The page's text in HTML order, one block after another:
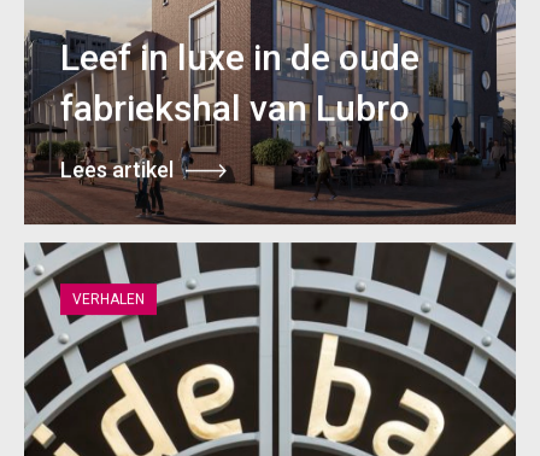
Leef in luxe in de oude
fabriekshal van Lubro
Lees artikel
VERHALEN